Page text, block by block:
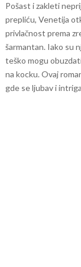
Pošast i zakleti
prepliću, Venetija
privlačnost prema
šarmantan. Iako su
teško mogu
na kocku. Ovaj
gde se ljubav i